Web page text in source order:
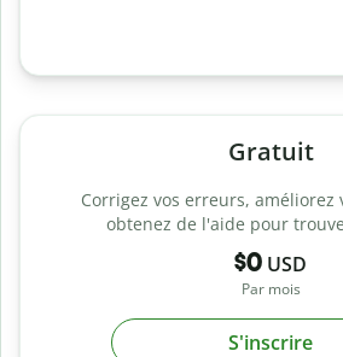
Gratuit
Corrigez vos erreurs, améliorez
obtenez de l'aide pour
$0 USD
Par mois
S'inscrire